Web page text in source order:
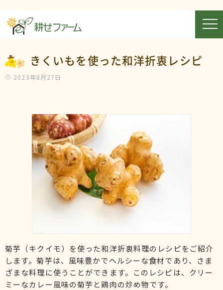
きくいもを使った和洋折衷レシピ
2023年8月27日
菊芋（キクイモ）を使った和洋折衷料理のレシピをご紹介
します。菊芋は、風味豊かでヘルシーな食材であり、さま
ざまな料理に使うことができます。このレシピは、クリー
ミーなカレー風味の菊芋と鶏肉の炒め物です。